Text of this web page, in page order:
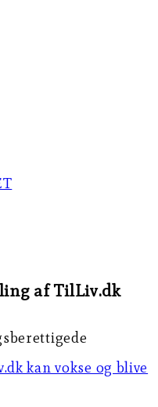
af TilLiv.dk
kan vokse og blive